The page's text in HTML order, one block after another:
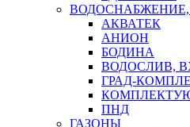
АКВАТЕК
АНИОН
БОДИНА
ВОДОСЛИВ,
ГРАД-
ПНД
ГАЗОНЫ